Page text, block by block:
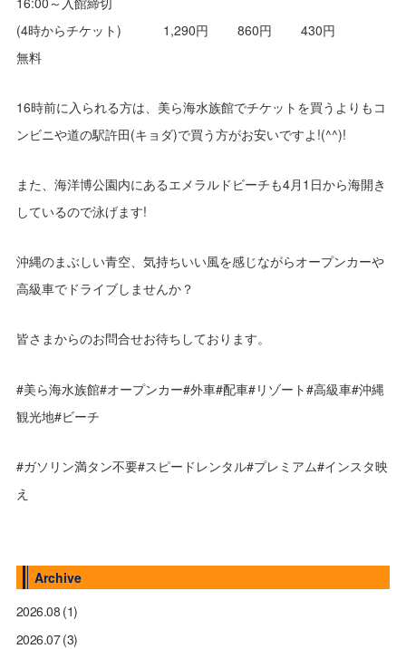
(4時からチケット) 1,290円 860円 430円
無料
16時前に入られる方は、美ら海水族館でチケットを買うよりもコ
ンビニや道の駅許田(キョダ)で買う方がお安いですよ!(^^)!
また、海洋博公園内にあるエメラルドビーチも4月1日から海開き
しているので泳げます!
沖縄のまぶしい青空、気持ちいい風を感じながらオープンカーや
高級車でドライブしませんか？
皆さまからのお問合せお待ちしております。
#美ら海水族館#オープンカー#外車#配車#リゾート#高級車#沖縄
観光地#ビーチ
#ガソリン満タン不要#スピードレンタル#プレミアム#インスタ映
え
Archive
2026.08 (1)
2026.07(3)